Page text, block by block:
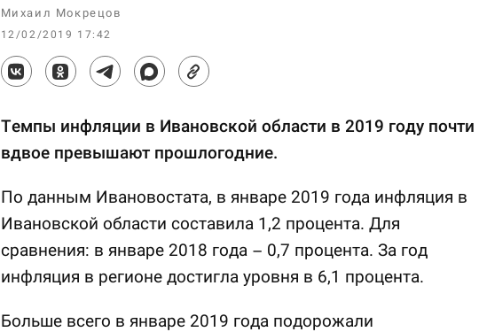
Михаил Мокрецов
12/02/2019 17:42
Темпы инфляции в Ивановской области в 2019 году почти
вдвое превышают прошлогодние.
По данным Ивановостата, в январе 2019 года инфляция в
Ивановской области составила 1,2 процента. Для
сравнения: в январе 2018 года – 0,7 процента. За год
инфляция в регионе достигла уровня в 6,1 процента.
Больше всего в январе 2019 года подорожали